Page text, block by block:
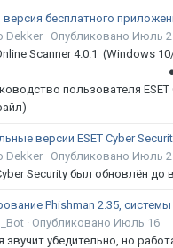
Dekker · Опубликовано Июль
Scanner 4.0.1 (Windows
пользователя ESET
версии ESET Cyber
Dekker · Опубликовано Июль
Security был обновлён до
· Опубликовано Июль 16
звучит убедительно, но